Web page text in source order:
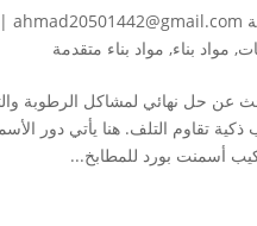
ahmad20501442@gmail.com
|
, مواد بناء, مواد بناء متقدمة
عن حل نهائي لمشاكل الرطوبة
أسمنت بورد للمطابخ...